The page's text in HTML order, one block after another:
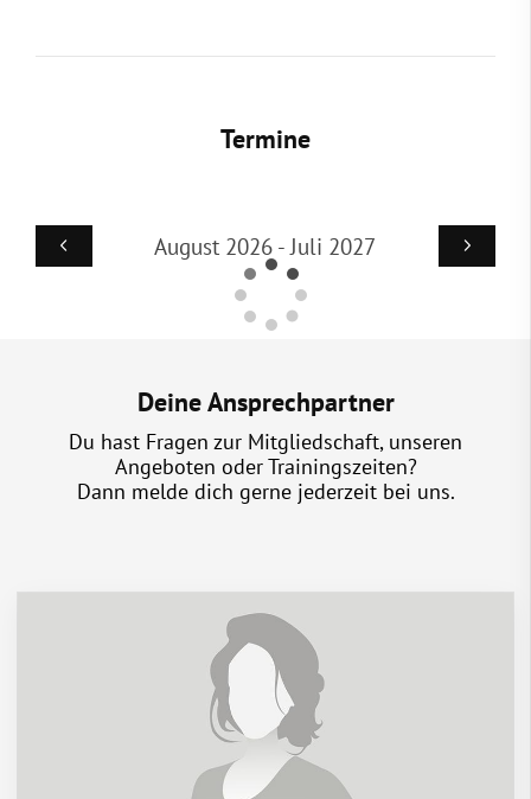
Termine
August 2026 - Juli 2027
Deine Ansprechpartner
Du hast Fragen zur Mitgliedschaft, unseren
Angeboten oder Trainingszeiten?
Dann melde dich gerne jederzeit bei uns.